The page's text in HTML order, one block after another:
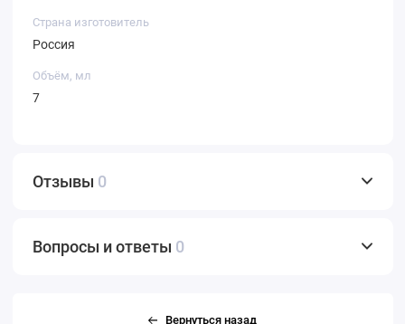
Страна изготовитель
Россия
Объём, мл
7
Отзывы 0
Вопросы и ответы 0
Вернуться назад